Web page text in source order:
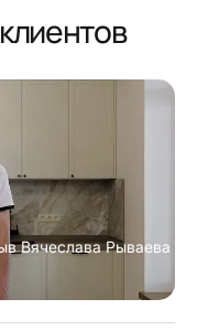
Вячеслава Рываева